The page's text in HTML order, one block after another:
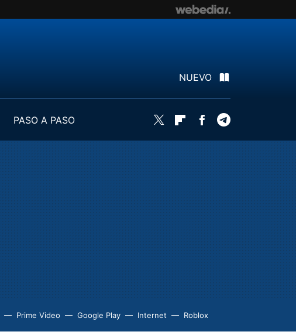
NUEVO
PASO A PASO
Twitter FlipboardFacebook
Prime Video Google Play Internet Roblox